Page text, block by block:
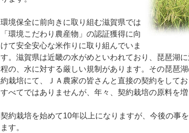
環境保全に前向きに取り組む滋賀県では
「環境こだわり農産物」の認証獲得に向
けて安全安心な米作りに取り組んでいま
す。滋賀県は近畿の水がめといわれており、琵琶湖
程の、水に対する厳しい規制があります。その琵琶
約栽培にて、ＪＡ農家の皆さんと直接の契約をしてお
すべてではありませんが、年々、契約栽培の原料を増
契約栽培を始めて10年以上になりますが、今後の事
ます。